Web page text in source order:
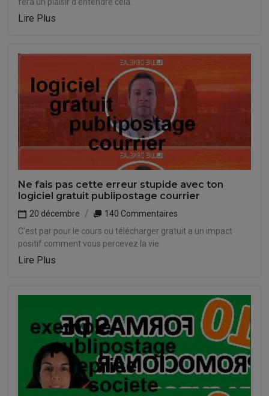
Lire Plus
Ne fais pas cette erreur stupide avec ton
logiciel gratuit publipostage courrier
20 décembre
140 Commentaires
C'est par pour le cours ou télécharger gratuit a un impact
positif comment vous percevez la vie.
Lire Plus